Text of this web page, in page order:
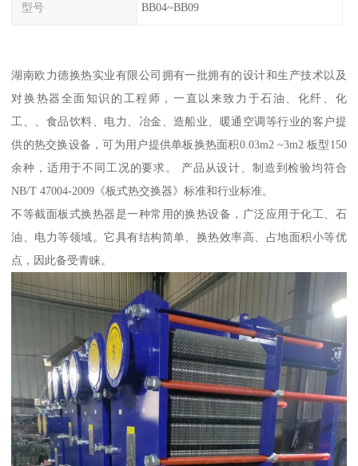
型号 BB04~BB09
湖南欧力德换热实业有限公司拥有一批拥有的设计和生产技术以及
对换热器全面知识的工程师，一直以来致力于石油、化纤、化
工、、食品饮料、电力、冶金、造船业、暖通空调等行业的客户提
供的热交换设备，可为用户提供单板换热面积0.03m2 ~3m2 板型150
余种，适用于不同工况的要求。 产品从设计、制造到检验均符合
NB/T 47004-2009《板式热交换器》标准和行业标准。
不等截面板式换热器是一种常用的换热设备，广泛应用于化工、石
油、电力等领域。它具有结构简单、换热效率高、占地面积小等优
点，因此备受青睐。